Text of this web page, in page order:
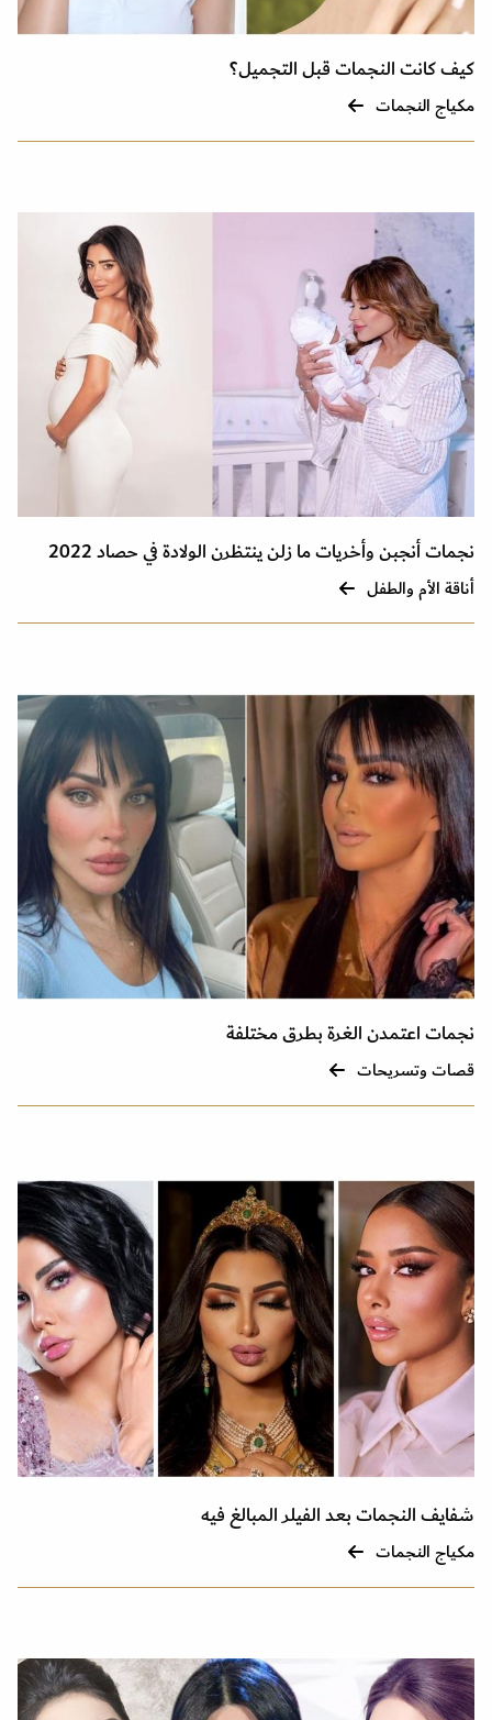
كيف كانت النجمات قبل التجميل؟
مكياج النجمات
نجمات أنجبن وأخريات ما زلن ينتظرن الولادة في حصاد 2022
أناقة الأم والطفل
نجمات اعتمدن الغرة بطرق مختلفة
قصات وتسريحات
شفايف النجمات بعد الفيلر المبالغ فيه
مكياج النجمات